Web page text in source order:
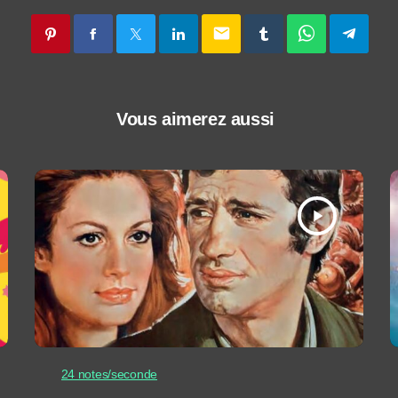
email
Vous aimerez aussi
play_arrow
24 notes/seconde